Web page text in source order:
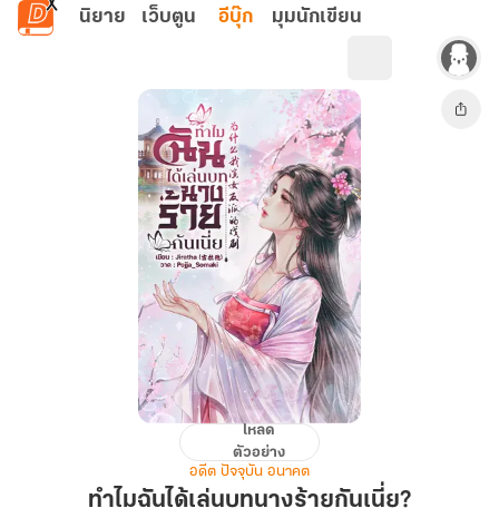
ข้ามไปยังเนื้อหาหลัก
นิยาย เว็บตูน อีบุ๊ก มุมนักเขียน
ทำไม
ได้
โหลด
ตัวอย่าง
อดีต ปัจจุบัน อนาคต
ทำไมฉันได้เล่นบทนางร้ายกันเนี่ย?